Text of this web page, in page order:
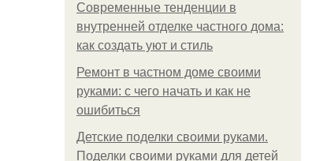
Современные тенденции в
внутренней отделке частного дома:
как создать уют и стиль
Ремонт в частном доме своими
руками: с чего начать и как не
ошибиться
Детские поделки своими руками.
Поделки своими руками для детей